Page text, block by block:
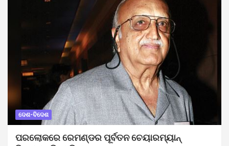
ଦେଶ-ବିଦେଶ
ପରଲୋକରେ ରେମଣ୍ଡର ପୂର୍ବତନ ଚେୟାରମ୍ୟାନ୍